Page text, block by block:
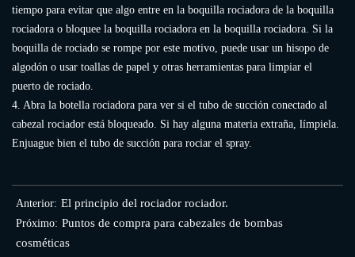
tiempo para evitar que algo entre en la boquilla rociadora de la boquilla
rociadora o bloquee la boquilla rociadora en la boquilla rociadora. Si la
boquilla de rociado se rompe por este motivo, puede usar un hisopo de
algodón o usar toallas de papel y otras herramientas para limpiar el
puerto de rociado.
4. Abra la botella rociadora para ver si el tubo de succión conectado al
cabezal rociador está bloqueado. Si hay alguna materia extraña, límpiela.
Enjuague bien el tubo de succión para rociar el spray.
Anterior: El principio del rociador rociador.
Próximo: Puntos de compra para cabezales de bombas
cosméticas